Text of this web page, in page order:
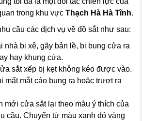
trong khu vựcThạch Hà Hà Tĩnh.
cầu các dịch vụ về đồ sắt như sau:
nhà bị xệ, gãy bản lề, bị bung cửa ra
hay khung cửa.
sắt xếp bị kẹt không kéo được vào.
mất mắt cáo bung ra hoặc trượt ra
mới cửa sắt lại theo màu ý thích của
cầu. Chuyển từ màu xanh đỏ vàng